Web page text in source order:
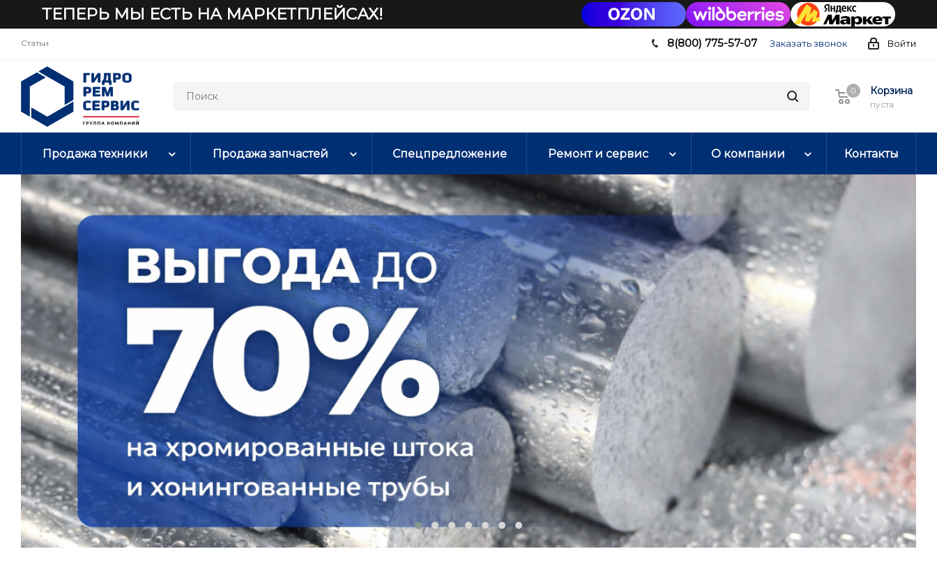
ТЕПЕРЬ МЫ ЕСТЬ НА МАРКЕТПЛЕЙСАХ!
Статьи Войти
8(800) 775-57-07 Заказать звонок
Корзина
0
пуста
0
Продажа техники Продажа запчастей Спецпредложение Ремонт и сервис О компании Контакты